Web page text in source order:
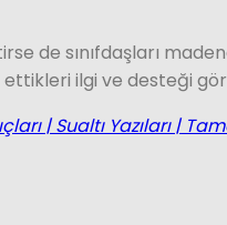
de sınıfdaşları
ilgi ve desteği
| Sualtı Yazıları |